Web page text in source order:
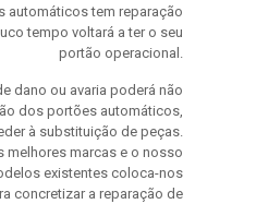
tem reparação
tempo voltará a ter o seu
portão operacional.
dano ou avaria poderá não
dos portões automáticos,
à substituição de peças.
melhores marcas e o nosso
existentes coloca-nos
concretizar a reparação de